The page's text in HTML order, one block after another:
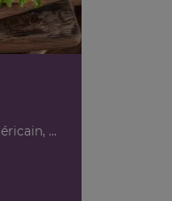
...